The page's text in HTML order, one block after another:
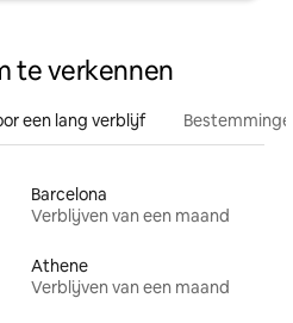
te verkennen
een lang verblijf
Barcelona
Verblijven van een maand
Athene
Verblijven van een maand